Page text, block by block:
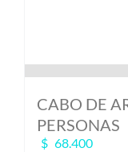
CABO DE
PERSONAS
$ 68.400